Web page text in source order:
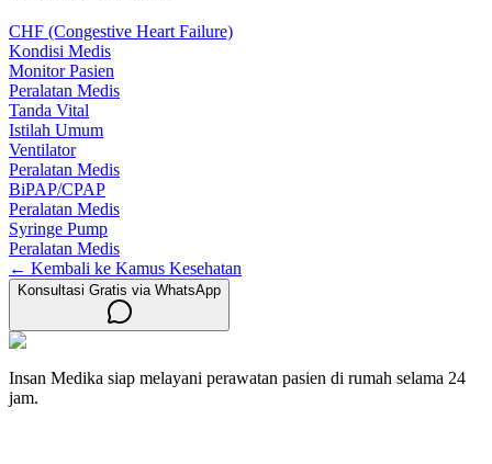
CHF (Congestive Heart Failure)
Kondisi Medis
Monitor Pasien
Peralatan Medis
Tanda Vital
Istilah Umum
Ventilator
Peralatan Medis
BiPAP/CPAP
Peralatan Medis
Syringe Pump
Peralatan Medis
← Kembali ke Kamus Kesehatan
Konsultasi Gratis via WhatsApp
Insan Medika siap melayani perawatan pasien di rumah selama 24
jam.